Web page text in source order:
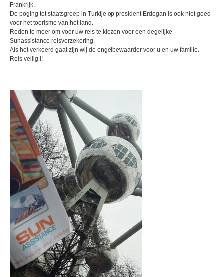
Frankrijk.
De poging tot staatsgreep in Turkije op president Erdogan is ook niet goed
voor het toerisme van het land.
Reden te meer om voor uw reis te kiezen voor een degelijke
Sunassistance reisverzekering.
Als het verkeerd gaat zijn wij de engelbewaarder voor u en uw familie.
Reis veilig !!